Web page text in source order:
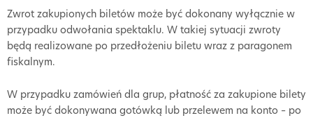
Zwrot zakupionych biletów może być dokonany wyłącznie w
przypadku odwołania spektaklu. W takiej sytuacji zwroty
będą realizowane po przedłożeniu biletu wraz z paragonem
fiskalnym.
W przypadku zamówień dla grup, płatność za zakupione bilety
może być dokonywana gotówką lub przelewem na konto – po